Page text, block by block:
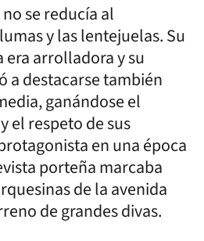
se reducía al
y las lentejuelas. Su
era arrolladora y su
a destacarse también
ganándose el
el respeto de sus
en una época
porteña marcaba
de la avenida
de grandes divas.